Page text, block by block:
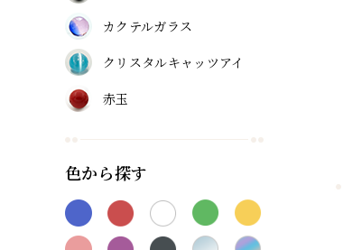
カクテルガラス
クリスタルキャッツアイ
赤玉
色から探す